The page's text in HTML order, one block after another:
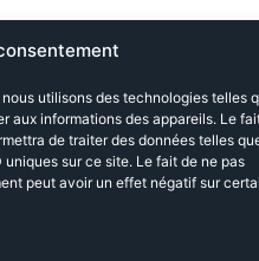
utilisons des technologies telles
aux informations des appareils. Le
de traiter des données telles
sur ce site. Le fait de ne pas
peut avoir un effet négatif sur